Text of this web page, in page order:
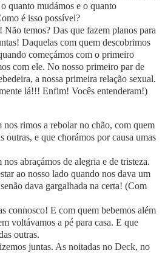
quanto mudámos e o quanto
é isso possível?
Não temos? Das que fazem planos para
Daquelas com quem descobrimos
começámos com o primeiro
com ele. No nosso primeiro par de
a nossa primeira relação sexual.
lá!!! Enfim! Vocês entenderam!)
nos rimos a rebolar no chão, com quem
outras, e que chorámos por causa umas
abraçámos de alegria e de tristeza.
ao nosso lado quando nos dava um
dava gargalhada na certa! (Com
connosco! E com quem bebemos além
voltávamos a pé para casa. E que
outras.
juntas. As noitadas no Deck, no